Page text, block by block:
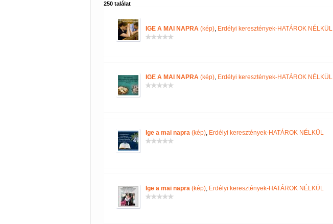
250 találat
IGE A MAI NAPRA(kép), Erdélyi keresztények-HATÁROK NÉLKÜL
IGE A MAI NAPRA(kép), Erdélyi keresztények-HATÁROK NÉLKÜL
Ige a mai napra (kép), Erdélyi keresztények-HATÁROK NÉLKÜL
Ige a mai napra (kép), Erdélyi keresztények-HATÁROK NÉLKÜL